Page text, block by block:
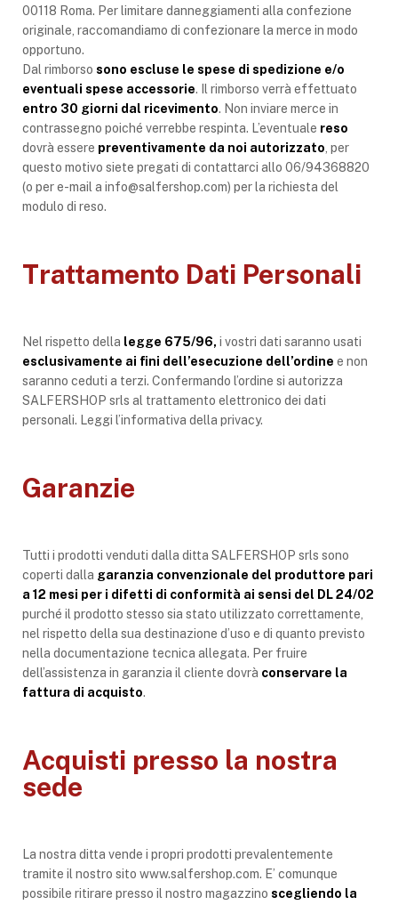
00118 Roma. Per limitare danneggiamenti alla confezione
originale, raccomandiamo di confezionare la merce in modo
opportuno.
Dal rimborso sono escluse le spese di spedizione e/o
eventuali spese accessorie. Il rimborso verrà effettuato
entro 30 giorni dal ricevimento. Non inviare merce in
contrassegno poiché verrebbe respinta. L’eventuale reso
dovrà essere preventivamente da noi autorizzato, per
questo motivo siete pregati di contattarci allo 06/94368820
(o per e-mail a info@salfershop.com) per la richiesta del
modulo di reso.
Trattamento Dati Personali
Nel rispetto della legge 675/96, i vostri dati saranno usati
esclusivamente ai fini dell’esecuzione dell’ordine e non
saranno ceduti a terzi. Confermando l’ordine si autorizza
SALFERSHOP srls al trattamento elettronico dei dati
personali. Leggi l’informativa della privacy.
Garanzie
Tutti i prodotti venduti dalla ditta SALFERSHOP srls sono
coperti dalla garanzia convenzionale del produttore pari
a 12 mesi per i difetti di conformità ai sensi del DL 24/02
purché il prodotto stesso sia stato utilizzato correttamente,
nel rispetto della sua destinazione d’uso e di quanto previsto
nella documentazione tecnica allegata. Per fruire
dell’assistenza in garanzia il cliente dovrà conservare la
fattura di acquisto.
Acquisti presso la nostra
sede
La nostra ditta vende i propri prodotti prevalentemente
tramite il nostro sito www.salfershop.com. E’ comunque
possibile ritirare presso il nostro magazzino scegliendo la